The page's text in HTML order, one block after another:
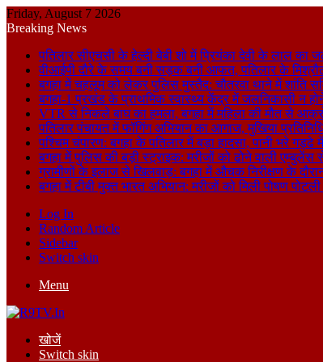
Friday, August 7 2026
Breaking News
पतिलार सीएचसी के हेल्दी बेबी शो में प्रियंका देवी के लाल का
वीआईपी दौरे के समय बनी सड़क बनी आफत, पतिलार के
बगहा में चहलूम को लेकर पुलिस मुस्तैद: चौतरवा थाने में शांति
बगहा-1 प्रखंड के प्राथमिक स्वास्थ्य केंद्र में जलनिकासी न होने
VTR से निकले बाघ का हमला, बगहा में महिला की मौत से
पतिलार पंचायत में फॉगिंग अभियान का आगाज, मुखिया
पश्चिम चंपारण: बगहा के पतिलार में बड़ा हादसा, पानी भरे
बगहा में पुलिस की बड़ी स्ट्राइक: मरीजों को ढोने वाली
ग्रामीणों के इलाज से खिलवाड़: बगहा में औचक निरीक्षण के दौरान
बगहा में टीबी मुक्त भारत अभियान: मरीजों को मिली पोषण
Log In
Random Article
Sidebar
Switch skin
Menu
खोजें
Switch skin